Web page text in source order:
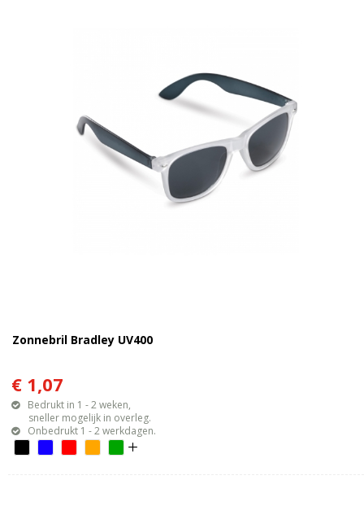
Zonnebril Bradley UV400
€ 1,07
Bedrukt in 1 - 2 weken,
sneller mogelijk in overleg.
Onbedrukt 1 - 2 werkdagen.